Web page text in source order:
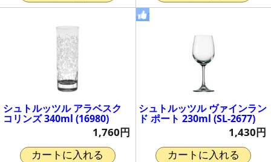
シュトルッツル アラベスク
コリンズ 340ml (16980)
1,760円
カートに入れる
シュトルッツル ヴァインラン
ド ポート 230ml (SL-2677)
1,430円
カートに入れる